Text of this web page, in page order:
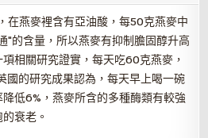
在燕麥裡含有亞油酸，每50克燕麥中
"的含量，所以燕麥有抑制膽固醇升高
相關研究證實，每天吃60克燕麥，
國的研究成果認為，每天早上喝一碗
低6%，燕麥所含的多種酶類有較強
衰老。